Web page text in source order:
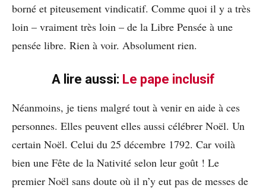
borné et piteusement vindicatif. Comme quoi il y a très
loin – vraiment très loin – de la Libre Pensée à une
pensée libre. Rien à voir. Absolument rien.
A lire aussi: Le pape inclusif
Néanmoins, je tiens malgré tout à venir en aide à ces
personnes. Elles peuvent elles aussi célébrer Noël. Un
certain Noël. Celui du 25 décembre 1792. Car voilà
bien une Fête de la Nativité selon leur goût ! Le
premier Noël sans doute où il n’y eut pas de messes de